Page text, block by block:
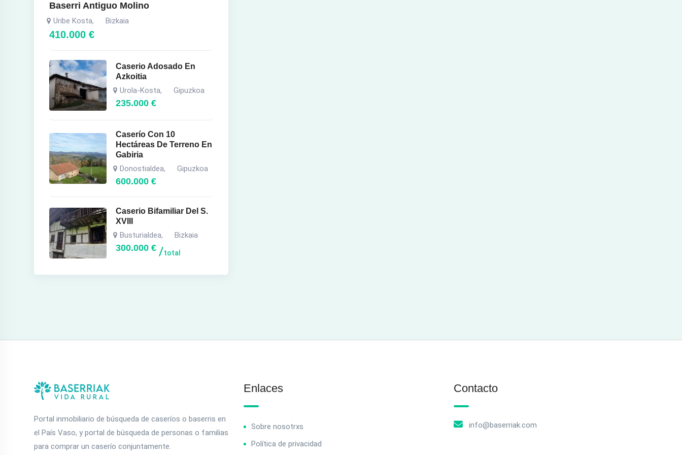
Baserri Antiguo Molino
Uribe Kosta, Bizkaia
410.000 €
Caserio Adosado En
Azkoitia
Urola-Kosta, Gipuzkoa
235.000€
Caserío Con 10
Hectáreas De Terreno En
Gabiria
Donostialdea, Gipuzkoa
600.000€
Caserio Bifamiliar Del S.
XVIII
Busturialdea, Bizkaia
300.000€ total
Portal inmobiliario de búsqueda de caseríos o baserris en
el País Vaso, y portal de búsqueda de personas o familias
para comprar un caserío conjuntamente.
Enlaces
Sobre nosotrxs
Política de privacidad
Contacto
info@baserriak.com